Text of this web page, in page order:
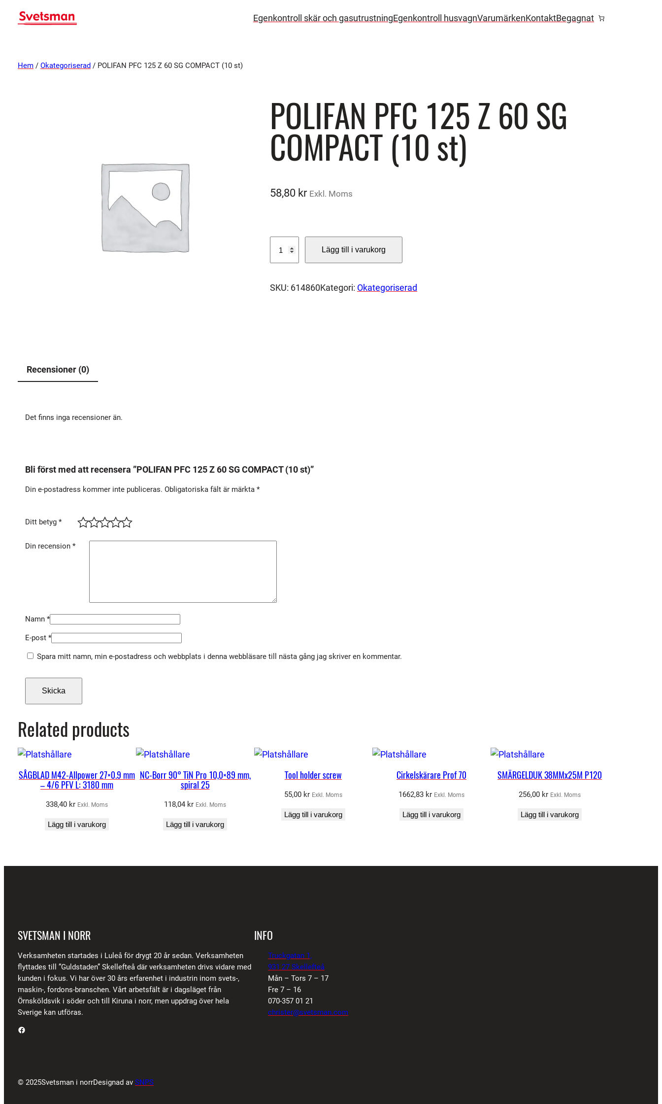
Egenkontroll skär och gasutrustningEgenkontroll husvagnVarumärkenKontaktBegagnat
Hem / Okategoriserad / POLIFAN PFC 125 Z 60 SG COMPACT (10 st)
POLIFAN PFC 125 Z 60 SG
COMPACT (10 st)
58,80 kr Exkl. Moms
I
S
1
)
Lägg till i varukorg
SKU: 614860Kategori: Okategoriserad
Recensioner (0)
Det finns inga recensioner än.
Bli först med att recensera ”POLIFAN PFC 125 Z 60 SG COMPACT (10 st)”
Din e-postadress kommer inte publiceras. Obligatoriska fält är märkta *
Ditt betyg *
Din recension *
Namn *
E-post *
Spara mitt namn, min e-postadress och webbplats i denna webbläsare till nästa gång jag skriver en kommentar.
Related products
SÅGBLAD M42-Allpower 27×0.9 mm
– 4/6 PFV L: 3180 mm
338,40 kr Exkl. Moms
Lägg till i varukorg
NC-Borr 90° TiN Pro 10,0×89 mm,
spiral 25
118,04 kr Exkl. Moms
Lägg till i varukorg
Tool holder screw
55,00 kr Exkl. Moms
Lägg till i varukorg
Cirkelskärare Prof 70
1662,83 kr Exkl. Moms
Lägg till i varukorg
SMÄRGELDUK 38MMx25M P120
256,00 kr Exkl. Moms
Lägg till i varukorg
SVETSMAN I NORR
Verksamheten startades i Luleå för drygt 20 år sedan. Verksamheten
flyttades till ”Guldstaden” Skellefteå där verksamheten drivs vidare med
kunden i fokus. Vi har över 30 års erfarenhet i industrin inom svets-,
maskin-, fordons-branschen. Vårt arbetsfält är i dagsläget från
Örnsköldsvik i söder och till Kiruna i norr, men uppdrag över hela
Sverige kan utföras.
Facebook
INFO
Truckgatan 1,
931 27 Skellefteå
Mån – Tors 7 – 17
Fre 7 – 16
070-357 01 21
christer@svetsman.com
© 2025Svetsman i norrDesignad av SNPS